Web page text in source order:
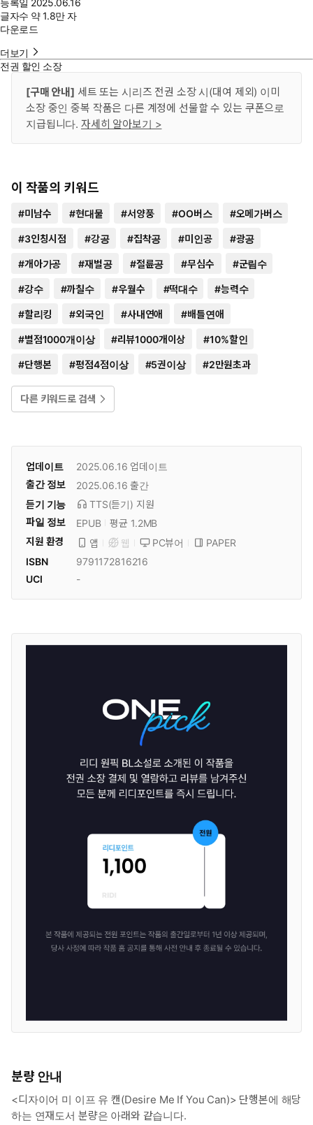
등록일 2025.06.16
글자수 약 1.8만 자
다운로드
더보기
전권 할인 소장
[구매 안내] 세트 또는 시리즈 전권 소장 시(대여 제외) 이미
소장 중인 중복 작품은 다른 계정에 선물할 수 있는 쿠폰으로
지급됩니다. 자세히 알아보기 >
이 작품의 키워드
#미남수 #현대물 #서양풍 #OO버스 #오메가버스
#3인칭시점 #강공 #집착공 #미인공 #광공
#개아가공 #재벌공 #절륜공 #무심수 #군림수
#강수 #까칠수 #우월수 #떡대수 #능력수
#할리킹 #외국인 #사내연애 #배틀연애
#별점1000개이상 #리뷰1000개이상 #10%할인
#단행본 #평점4점이상 #5권이상 #2만원초과
다른 키워드로 검색
업데이트 2025.06.16 업데이트
출간 정보
2025.06.16 출간
듣기 기능
TTS(듣기) 지원
파일 정보
EPUB
평균 1.2MB
지원 환경
앱 웹 PC뷰어
PAPER
ISBN
9791172816216
UCI
-
분량 안내
<디자이어 미 이프 유 캔(Desire Me If You Can)> 단행본에 해당
하는 연재도서 분량은 아래와 같습니다.